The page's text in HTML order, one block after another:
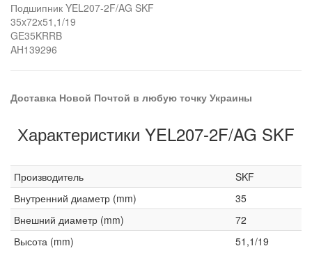
Подшипник YEL207-2F/AG SKF
35x72x51,1/19
GE35KRRB
AH139296
Доставка Новой Почтой в любую точку Украины
Характеристики YEL207-2F/AG SKF
Производитель
SKF
Внутренний диаметр (mm)
35
Внешний диаметр (mm)
72
Высота (mm)
51,1/19